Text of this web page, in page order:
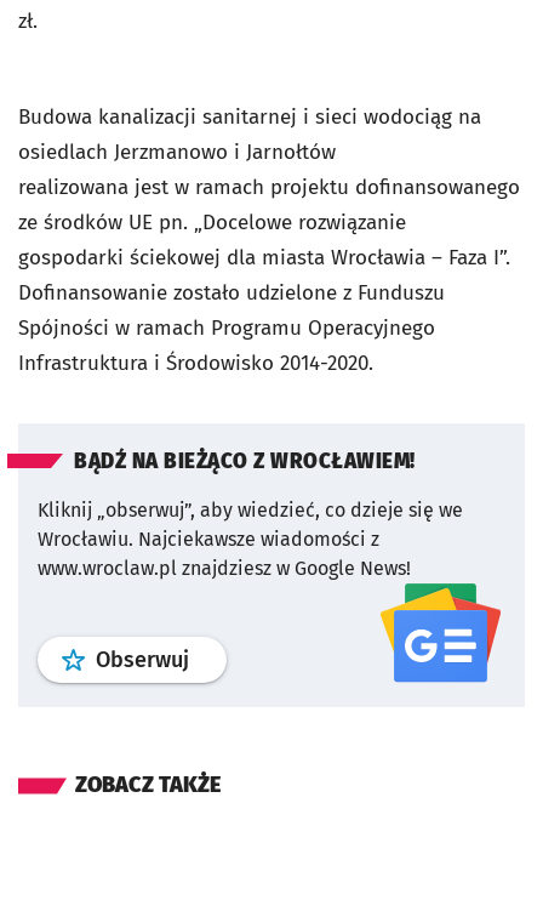
zł.
Budowa kanalizacji sanitarnej i sieci wodociąg na
osiedlach Jerzmanowo i Jarnołtów
realizowana jest w ramach projektu dofinansowanego
ze środków UE pn. „Docelowe rozwiązanie
gospodarki ściekowej dla miasta Wrocławia – Faza I”.
Dofinansowanie zostało udzielone z Funduszu
Spójności w ramach Programu Operacyjnego
Infrastruktura i Środowisko 2014-2020.
BĄDŹ NA BIEŻĄCO Z WROCŁAWIEM!
Kliknij „obserwuj”, aby wiedzieć, co dzieje się we
Wrocławiu. Najciekawsze wiadomości z
www.wroclaw.pl znajdziesz w Google News!
Obserwuj profil serwisu
ZOBACZ TAKŻE